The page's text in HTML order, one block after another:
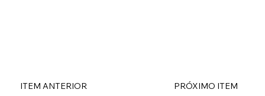
ITEM ANTERIOR PRÓXIMO ITEM